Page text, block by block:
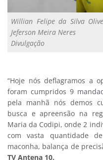
Willian Felipe da Silva
Jeferson Meira Neres
Divulgação
“Hoje nós deflagramos a
foram cumpridos 9
pela manhã nós demos
busca e apreensão na
Maria da Codipi, onde 2
com vasta quantidade
maconha, balança de
TV Antena 10.